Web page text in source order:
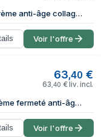
Extra-Firming Jour SPF 15 rechargeable - Crème anti-âge collagène fermeté
Voir l'offre
63,40 €
63 40 € liv. incl.
Extra-Firming Jour SPF 15 toutes peaux - Crème fermeté anti-âge -50ml CLARINS
Voir l'offre